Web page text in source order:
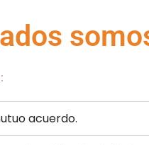
acuerdo.